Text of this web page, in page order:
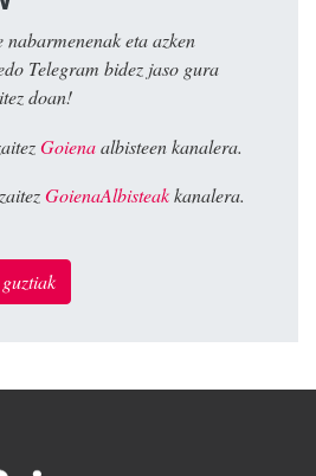
eta azken
Telegram bidez jaso gura
doan!
Goienaalbisteen kanalera.
GoienaAlbisteakkanalera.